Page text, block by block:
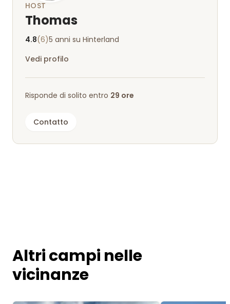
HOST
Thomas
4.8(6)5 anni su Hinterland
Vedi profilo
Risponde di solito entro 29 ore
Contatto
Altri campi nelle
vicinanze